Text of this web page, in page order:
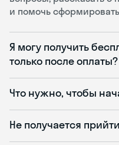
и помочь
Я могу получить
только после оплаты?
Что нужно, чтобы
Не получается